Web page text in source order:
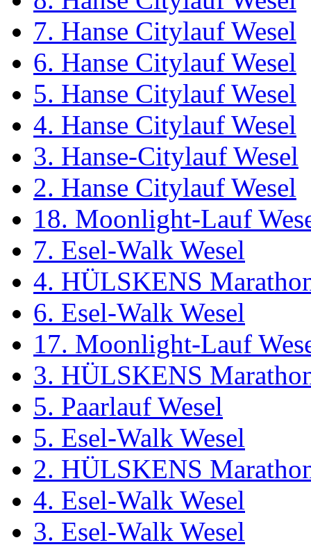
7. Hanse Citylauf Wesel
6. Hanse Citylauf Wesel
5. Hanse Citylauf Wesel
4. Hanse Citylauf Wesel
3. Hanse-Citylauf Wesel
2. Hanse Citylauf Wesel
18. Moonlight-Lauf
7. Esel-Walk Wesel
4. HÜLSKENS
6. Esel-Walk Wesel
17. Moonlight-Lauf
3. HÜLSKENS
5. Paarlauf Wesel
5. Esel-Walk Wesel
2. HÜLSKENS
4. Esel-Walk Wesel
3. Esel-Walk Wesel